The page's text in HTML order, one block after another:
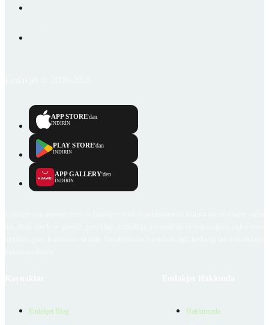
APP STORE'dan
İNDİRİN
PLAY STORE'dan
İNDİRİN
APP GALLERY'den
İNDİRİN
Emlakjet Blog Hakkımızda